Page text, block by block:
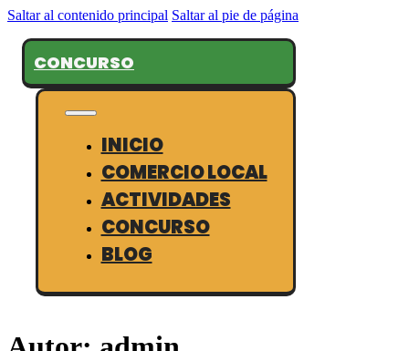
Saltar al contenido principal Saltar al pie de página
CONCURSO
INICIO
COMERCIO LOCAL
ACTIVIDADES
CONCURSO
BLOG